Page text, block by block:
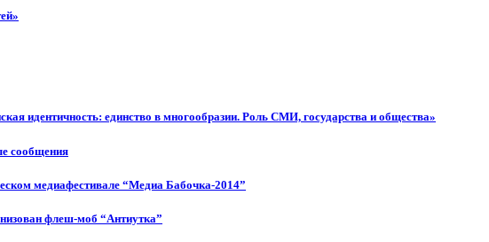
идентичность: единство в многообразии. Роль СМИ, государства и общества»
сообщения
медиафестивале “Медиа Бабочка-2014”
флеш-моб “Антиутка”